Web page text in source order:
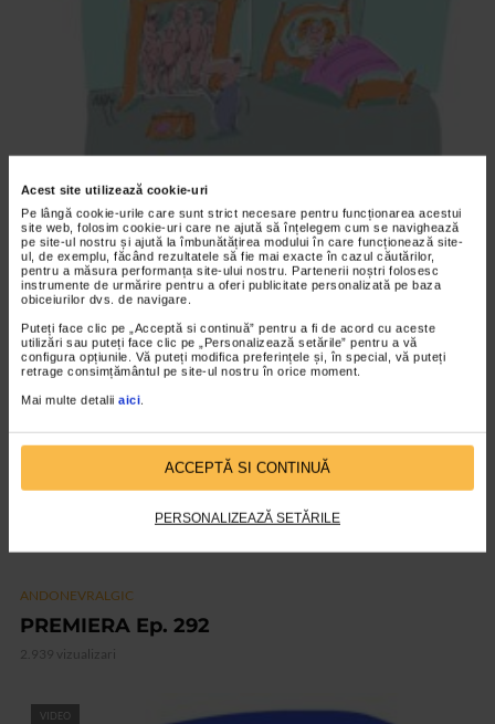
Acest site utilizează cookie-uri
Pe lângă cookie-urile care sunt strict necesare pentru funcționarea acestui
site web, folosim cookie-uri care ne ajută să înțelegem cum se navighează
pe site-ul nostru și ajută la îmbunătățirea modului în care funcționează site-
ul, de exemplu, făcând rezultatele să fie mai exacte în cazul căutărilor,
pentru a măsura performanța site-ului nostru. Partenerii noștri folosesc
instrumente de urmărire pentru a oferi publicitate personalizată pe baza
obiceiurilor dvs. de navigare.
Puteți face clic pe „Acceptă si continuă” pentru a fi de acord cu aceste
utilizări sau puteți face clic pe „Personalizează setările” pentru a vă
configura opțiunile. Vă puteți modifica preferințele și, în special, vă puteți
retrage consimțământul pe site-ul nostru în orice moment.
Mai multe detalii aici
ACCEPTĂ SI CONTINUĂ
PERSONALIZEAZĂ SETĂRILE
ANDONEVRALGIC
DISTANTARE SOCIALA Ep. 293
2.951 vizualizari
VIDEO
ANDONEVRALGIC
PREMIERA Ep. 292
2.939 vizualizari
VIDEO